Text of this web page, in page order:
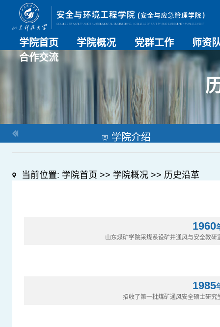
学院首页 学院概况 党群工作 师资
师资总
导师名
教师简
合作交流
学院介绍
当前位置: 学院首页 >> 学院概况>> 历史沿革
1960
山东煤矿学院采煤系设矿井通风与安全教研
1985
招收了第一批煤矿通风安全硕士研究